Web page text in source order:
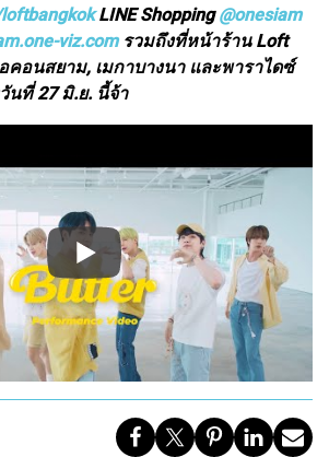
LINE Shopping@onesiam
viz.comรวมถึงที่หน้าร้าน Loft
คอนสยาม, เมกาบางนา และพาราไดซ์
นที่ 27 มิ.ย. นี้จ้า